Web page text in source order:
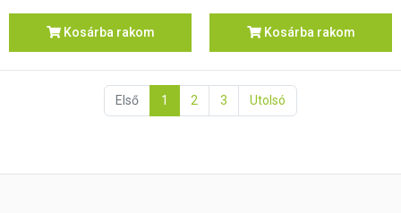
Kosárba rakom Kosárba rakom
Első 1 2 3 Utolsó